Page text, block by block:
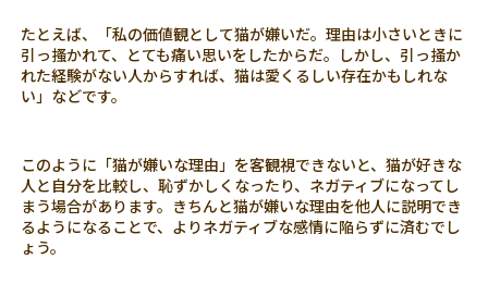
たとえば、「私の価値観として猫が嫌いだ。理由は小さいときに
引っ搔かれて、とても痛い思いをしたからだ。しかし、引っ掻か
れた経験がない人からすれば、猫は愛くるしい存在かもしれな
い」などです。
このように「猫が嫌いな理由」を客観視できないと、猫が好きな
人と自分を比較し、恥ずかしくなったり、ネガティブになってし
まう場合があります。きちんと猫が嫌いな理由を他人に説明でき
るようになることで、よりネガティブな感情に陥らずに済むでし
ょう。